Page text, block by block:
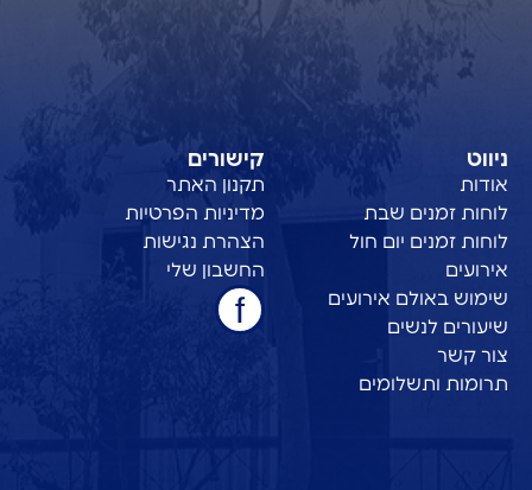
ניווט
אודות
לוחות זמנים שבת
לוחות זמנים יום חול
אירועים
שימוש באולם אירועים
שיעורים לנשים
צור קשר
תרומות ותשלומים
קישורים
תקנון האתר
מדיניות הפרטיות
הצהרת נגישות
החשבון שלי